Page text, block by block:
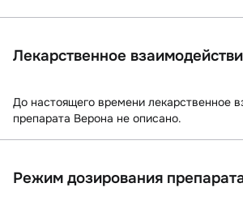
Лекарственное
До настоящего времени лекарственное
препарата Верона не описано.
Режим дозирования